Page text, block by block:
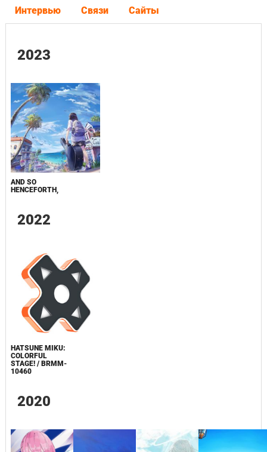
Интервью Связи Сайты
2023
AND SO
HENCEFORTH,
2022
HATSUNE MIKU:
COLORFUL
STAGE! / BRMM-
10460
2020